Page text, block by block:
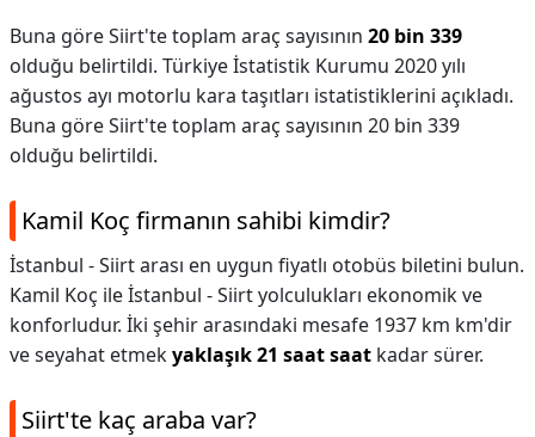
Buna göre Siirt'te toplam araç sayısının 20 bin 339
olduğu belirtildi. Türkiye İstatistik Kurumu 2020 yılı
ağustos ayı motorlu kara taşıtları istatistiklerini açıkladı.
Buna göre Siirt'te toplam araç sayısının 20 bin 339
olduğu belirtildi.
Kamil Koç firmanın sahibi kimdir?
İstanbul - Siirt arası en uygun fiyatlı otobüs biletini bulun.
Kamil Koç ile İstanbul - Siirt yolculukları ekonomik ve
konforludur. İki şehir arasındaki mesafe 1937 km km'dir
ve seyahat etmekyaklaşık 21 saat saat kadar sürer.
Siirt'te kaç araba var?